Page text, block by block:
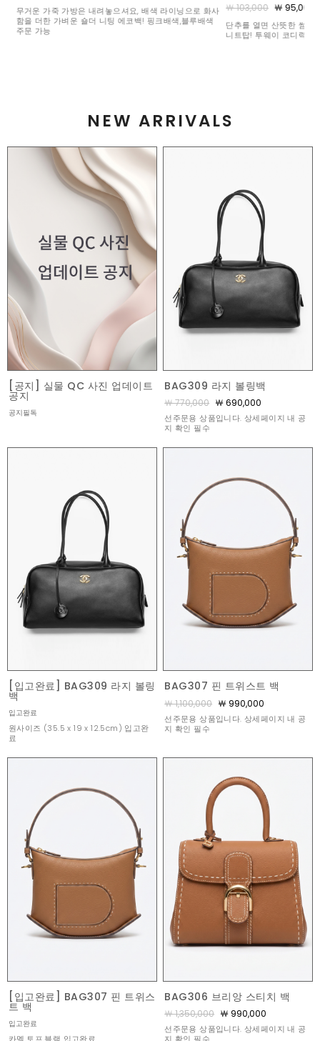
￦ 103,000 ￦ 95,000
단추를 열면 산뜻한 썸머 가디건, 잠그면 품위 있는 카라
니트탑! 투웨이 코디력 만렙 아이템
포켓 속에 빼꼼 숨어있는
분 좋은 일상의 활력소가
NEW ARRIVALS
[공지] 실물 QC 사진 업데이트
공지
공지필독
BAG309 라지 볼링백
￦ 770,000 ￦ 690,000
선주문용 상품입니다. 상세페이지 내 공
지 확인 필수
[입고완료] BAG309 라지 볼링
백
입고완료
원사이즈 (35.5 x 19 x 12.5cm) 입고완
료
BAG307 핀 트위스트 백
￦ 1,100,000 ￦ 990,000
선주문용 상품입니다. 상세페이지 내 공
지 확인 필수
[입고완료] BAG307 핀 트위스
트 백
입고완료
BAG306 브리앙 스티치 백
￦ 1,350,000 ￦ 990,000
선주문용 상품입니다. 상세페이지 내 공